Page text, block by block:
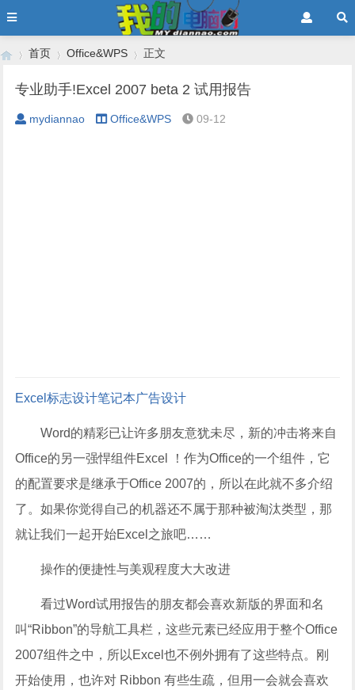
›
首页
›
Office&WPS
›
正文
专业助手!Excel 2007 beta 2 试用报告
mydiannao Office&WPS 09-12
Excel标志设计笔记本广告设计
Word的精彩已让许多朋友意犹未尽，新的冲击将来自
Office的另一强悍组件Excel ！作为Office的一个组件，它
的配置要求是继承于Office 2007的，所以在此就不多介绍
了。如果你觉得自己的机器还不属于那种被淘汰类型，那
就让我们一起开始Excel之旅吧……
操作的便捷性与美观程度大大改进
看过Word试用报告的朋友都会喜欢新版的界面和名
叫“Ribbon”的导航工具栏，这些元素已经应用于整个Office
2007组件之中，所以Excel也不例外拥有了这些特点。刚
开始使用，也许对 Ribbon 有些生疏，但用一会就会喜欢